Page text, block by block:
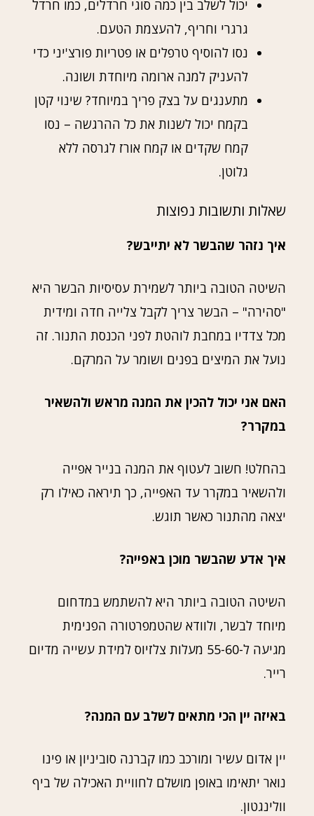
יכול לשלב בין כמה סוגי חרדלים, כמו חרדל
גרגרי וחריף, להעצמת הטעם.
נסו להוסיף טרפלים או פטריות פורצ'יני כדי
להעניק למנה ארומה מיוחדת ושונה.
מתענגים על בצק פריך במיוחד? שינוי קטן
בקמח יכול לשנות את כל ההרגשה – נסו
קמח שקדים או קמח אורז לגרסה ללא
גלוטן.
שאלות ותשובות נפוצות
איך נזהר שהבשר לא יתייבש?
השיטה הטובה ביותר לשמירת עסיסיות הבשר היא
"סהירה" – הבשר צריך לקבל צלייה חדה ומידית
מכל צדדיו במחבת לוהטת לפני הכנסת התנור. זה
נועל את המיצים בפנים ושומר על המרקם.
האם אני יכול להכין את המנה מראש ולהשאיר
במקרר?
בהחלט! חשוב לעטוף את המנה בנייר אפייה
ולהשאיר במקרר עד האפייה, כך תיראה כאילו רק
יצאה מהתנור כאשר תוגש.
איך אדע שהבשר מוכן באפייה?
השיטה הטובה ביותר היא להשתמש במדחום
מיוחד לבשר, ולוודא שהטמפרטורה הפנימית
מגיעה ל-55-60 מעלות צלזיוס למידת עשייה מדיום
רייר.
באיזה יין הכי מתאים לשלב עם המנה?
יין אדום עשיר ומורכב כמו קברנה סוביניון או פינו
נואר יתאימו באופן מושלם לחוויית האכילה של ביף
וולינגטון.